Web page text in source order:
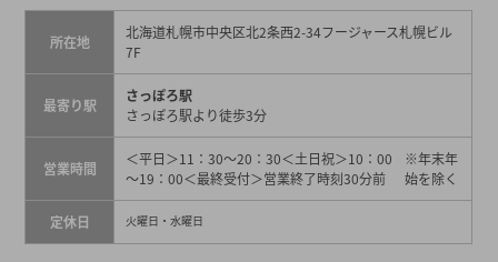
所在地
北海道札幌市中央区北2条西2-34フージャース札幌ビル
7F
最寄り駅
さっぽろ駅
さっぽろ駅より徒歩3分
営業時間
＜平日＞11：30～20：30＜土日祝＞10：00
～19：00＜最終受付＞営業終了時刻30分前
※年末年
始を除く
定休日 火曜日・水曜日